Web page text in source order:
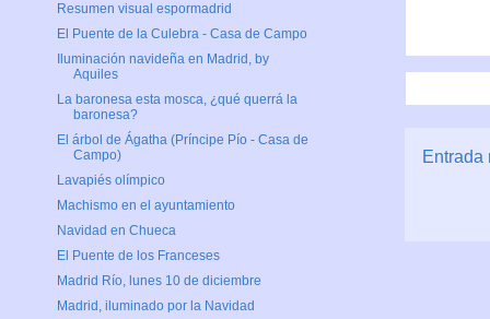
Entrada
Resumen visual espormadrid
El Puente de la Culebra - Casa de Campo
Iluminación navideña en Madrid, by
Aquiles
La baronesa esta mosca, ¿qué querrá la
baronesa?
El árbol de Ágatha (Príncipe Pío - Casa de
Campo)
Lavapiés olímpico
Machismo en el ayuntamiento
Navidad en Chueca
El Puente de los Franceses
Madrid Río, lunes 10 de diciembre
Madrid, iluminado por la Navidad